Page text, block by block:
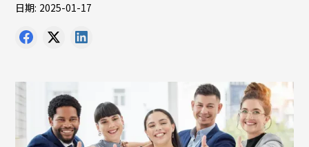
日期: 2025-01-17